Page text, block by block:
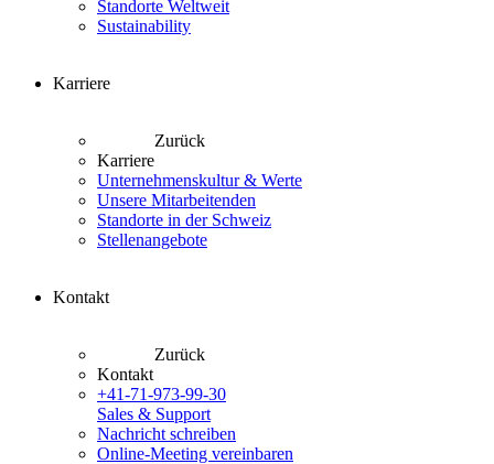
Standorte Weltweit
Sustainability
Karriere
Zurück
Karriere
Unternehmenskultur & Werte
Unsere Mitarbeitenden
Standorte in der Schweiz
Stellenangebote
Kontakt
Zurück
Kontakt
+41-71-973-99-30
Sales & Support
Nachricht schreiben
Online-Meeting vereinbaren